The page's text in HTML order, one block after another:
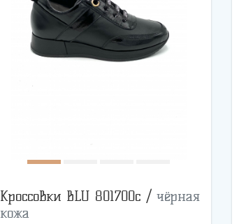
Кроссовки BLU 801700с / чёрная
кожа